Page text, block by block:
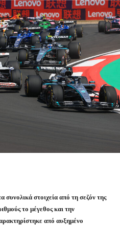
στοιχεία από τη σεζόν της
το μέγεθος και την
από αυξημένο